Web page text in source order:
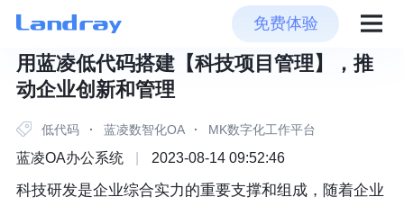
免费体验
用蓝凌低代码搭建【科技项目管理】，推
动企业创新和管理
低代码 · 蓝凌数智化OA · MK数字化工作平台
蓝凌OA办公系统 2023-08-14 09:52:46
科技研发是企业综合实力的重要支撑和组成，随着企业